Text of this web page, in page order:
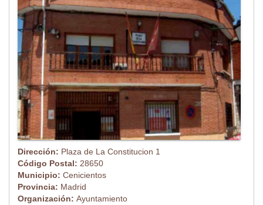
Dirección: Plaza de La Constitucion 1
Código Postal: 28650
Municipio: Cenicientos
Provincia: Madrid
Organización: Ayuntamiento